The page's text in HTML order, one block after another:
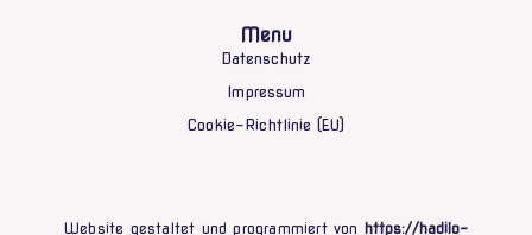
Menu
Datenschutz
Impressum
Cookie-Richtlinie (EU)
Website gestaltet und programmiert von https://hadilo-